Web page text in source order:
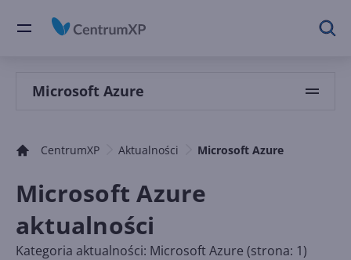
Microsoft Azure
CentrumXP Aktualności Microsoft Azure
Microsoft Azure
aktualności
Kategoria aktualności: Microsoft Azure (strona: 1)